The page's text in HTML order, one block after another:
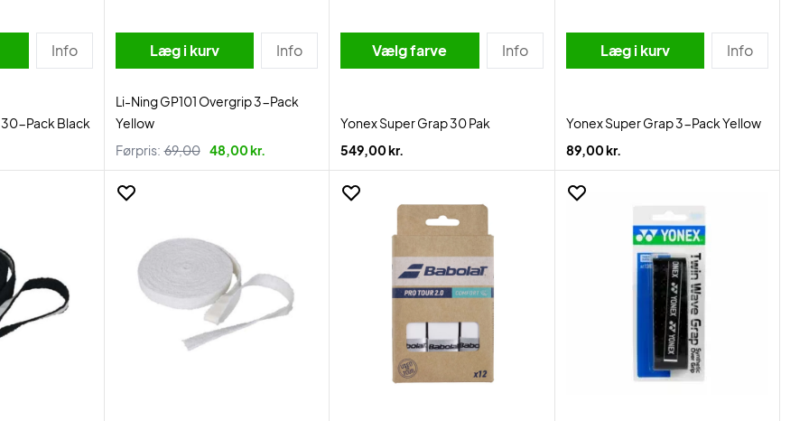
Info
30-Pack Black
Læg i kurv Info
Li-Ning GP101 Overgrip 3-Pack
Yellow
Førpris: 69,00 48,00 kr.
Vælg farve Info
Yonex Super Grap 30 Pak
549,00 kr.
Læg i kurv Info
Yonex Super Grap 3-Pack Yellow
89,00 kr.